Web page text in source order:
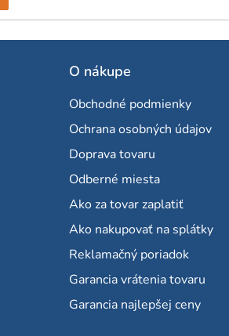
O nákupe
Obchodné podmienky
Ochrana osobných údajov
Doprava tovaru
Odberné miesta
Ako za tovar zaplatiť
Ako nakupovať na splátky
Reklamačný poriadok
Garancia vrátenia tovaru
Garancia najlepšej ceny